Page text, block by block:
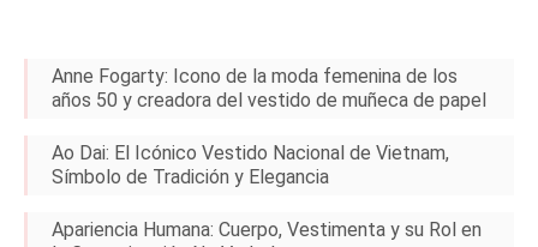
Anne Fogarty: Icono de la moda femenina de los
años 50 y creadora del vestido de muñeca de papel
Ao Dai: El Icónico Vestido Nacional de Vietnam,
Símbolo de Tradición y Elegancia
Apariencia Humana: Cuerpo, Vestimenta y su Rol en